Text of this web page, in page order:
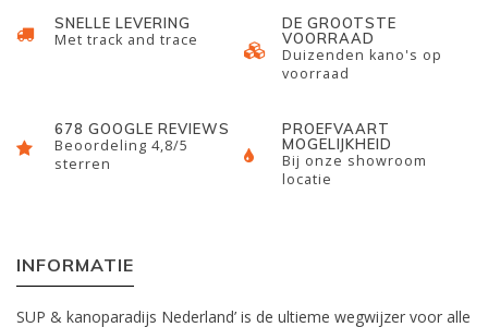
SNELLE LEVERING
Met track and trace
DE GROOTSTE
VOORRAAD
Duizenden kano's op
voorraad
678 GOOGLE REVIEWS
Beoordeling 4,8/5
sterren
PROEFVAART
MOGELIJKHEID
Bij onze showroom
locatie
INFORMATIE
SUP & kanoparadijs Nederland’ is de ultieme wegwijzer voor alle